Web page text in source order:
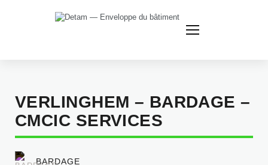
VERLINGHEM – BARDAGE –
CMCIC SERVICES
BARDAGE